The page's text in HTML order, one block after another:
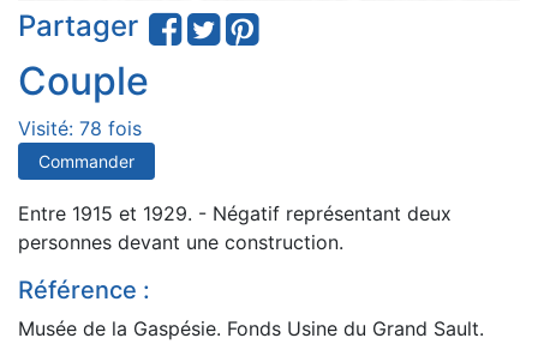
Partager
Couple
Visité: 78 fois
Commander
Entre 1915 et 1929. - Négatif représentant deux
personnes devant une construction.
Référence :
Musée de la Gaspésie. Fonds Usine du Grand Sault.